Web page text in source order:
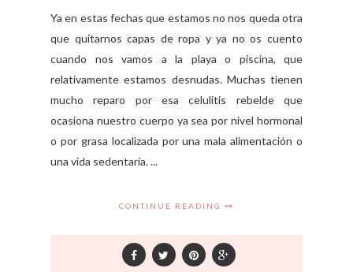
Ya en estas fechas que estamos no nos queda otra
que quitarnos capas de ropa y ya no os cuento
cuando nos vamos a la playa o piscina, que
relativamente estamos desnudas. Muchas tienen
mucho reparo por esa celulitis rebelde que
ocasiona nuestro cuerpo ya sea por nivel hormonal
o por grasa localizada por una mala alimentación o
una vida sedentaria. ...
CONTINUE READING